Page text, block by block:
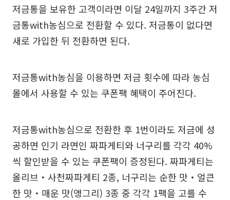
저금통을 보유한 고객이라면 이달 24일까지 3주간 저
금통with농심으로 전환할 수 있다. 저금통이 없다면
새로 가입한 뒤 전환하면 된다.
저금통with농심을 이용하면 저금 횟수에 따라 농심
몰에서 사용할 수 있는 쿠폰팩 혜택이 주어진다.
저금통with농심으로 전환한 후 1번이라도 저금에 성
공하면 인기 라면인 짜파게티와 너구리를 각각 40%
씩 할인받을 수 있는 쿠폰팩이 증정된다. 짜파게티는
올리브・사천짜파게티 2종, 너구리는 순한 맛・얼큰
한 맛・매운 맛(앵그리) 3종 중 각각 1팩을 고를 수